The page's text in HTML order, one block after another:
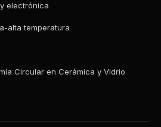
electrónica
alta temperatura
Circular en Cerámica y Vidrio